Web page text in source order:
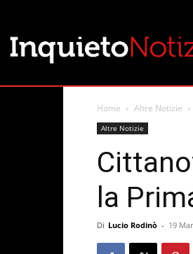
Home Altre Notizie
Altre Notizie
la
Di Lucio Rodinò - 19